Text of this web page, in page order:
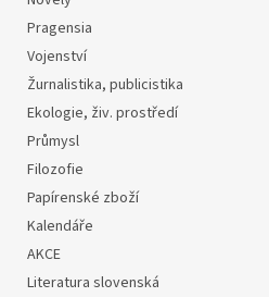
Pragensia
Vojenství
Žurnalistika, publicistika
Ekologie, živ. prostředí
Průmysl
Filozofie
Papírenské zboží
Kalendáře
AKCE
Literatura slovenská